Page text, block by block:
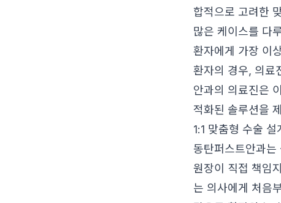
합적으로 고려한
많은 케이스를 다
환자에게 가장 이
환자의 경우, 의료
안과의 의료진은
적화된 솔루션을
1:1 맞춤형 수술 설
동탄퍼스트안과
원장이 직접 책임
는 의사에게 처음